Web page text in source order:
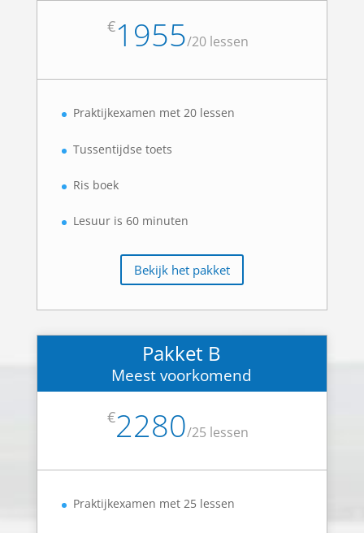
€1955/20 lessen
Praktijkexamen met 20 lessen
Tussentijdse toets
Ris boek
Lesuur is 60 minuten
Bekijk het pakket
Pakket B
Meest voorkomend
€2280/25 lessen
Praktijkexamen met 25 lessen